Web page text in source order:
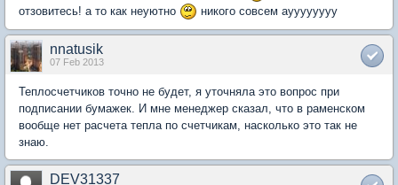
отзовитесь! а то как неуютно
никого совсем ауууууууу
nnatusik
07 Feb 2013
Теплосчетчиков точно не будет, я уточняла это вопрос при
подписании бумажек. И мне менеджер сказал, что в раменском
вообще нет расчета тепла по счетчикам, насколько это так не
знаю.
DEV31337